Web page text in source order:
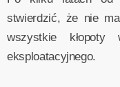
stwierdzić, że nie
wszystkie kłopoty
eksploatacyjnego.